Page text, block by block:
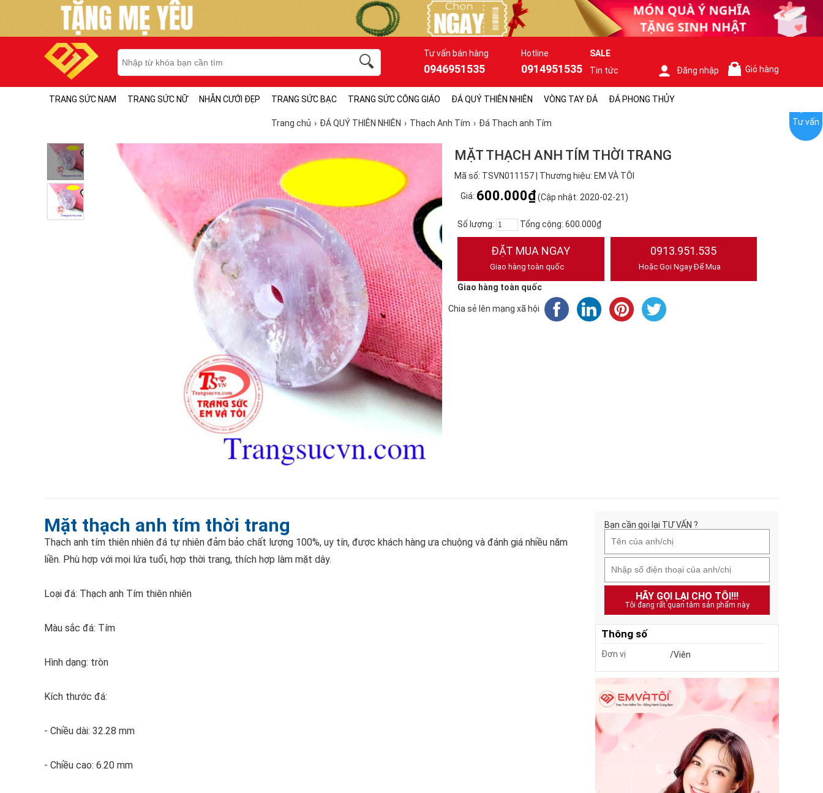
Tư vấn bán hàng
0946951535
Hotline
0914951535
SALE
Tin tức
Đăng nhập Giỏ hàng
TRANG SỨC NAM TRANG SỨC NỮ NHẪN CƯỚI ĐẸP TRANG SỨC BẠC TRANG SỨC CÔNG GIÁO ĐÁ QUÝ THIÊN NHIÊN VÒNG TAY ĐÁ ĐÁ PHONG THỦY
Trang chủ ĐÁ QUÝ THIÊN NHIÊN Thạch Anh Tím Đá Thạch anh Tím
MẶT THẠCH ANH TÍM THỜI TRANG
Mã số: TSVN011157 | Thương hiệu: EM VÀ TÔI
Giá: 600.000₫(Cập nhật: 2020-02-21)
Số lượng: Tổng cộng: 600.000₫
ĐẶT MUA NGAY
Giao hàng toàn quốc
0913.951.535
Hoặc Gọi Ngay Để Mua
Giao hàng toàn quốc
Chia sẻ lên mạng xã hội
Mặt thạch anh tím thời trang
Thạch anh tím thiên nhiên đá tự nhiên đảm bảo chất lượng 100%, uy tín, được khách hàng ưa chuộng và đánh giá nhiều năm
liền. Phù hợp với mọi lứa tuổi, hợp thời trang, thích hợp làm mặt dây.
Loại đá: Thạch anh Tím thiên nhiên
Màu sắc đá: Tím
Hình dạng: tròn
Kích thước đá:
- Chiều dài: 32.28 mm
- Chiều cao: 6.20 mm
Bạn cần gọi lại TƯ VẤN ?
HÃY GỌI LẠI CHO TÔI!!!
Tôi đang rất quan tâm sản phẩm này
Thông số
Đơn vị /Viên
Tư vấn